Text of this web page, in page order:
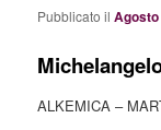
Pubblicato ilAgosto
ALKEMICA –